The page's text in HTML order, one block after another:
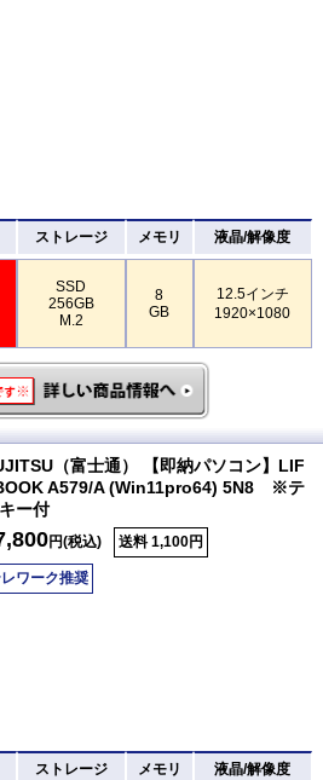
ストレージ メモリ 液晶/解像度
SSD
256GB
M.2
8
GB
12.5インチ
1920×1080
（富士通） 【即納パソコン】LIF
A579/A (Win11pro64) 5N8 ※テ
ー付
円(税込) 送料 1,100円
ワーク推奨
ストレージ メモリ 液晶/解像度